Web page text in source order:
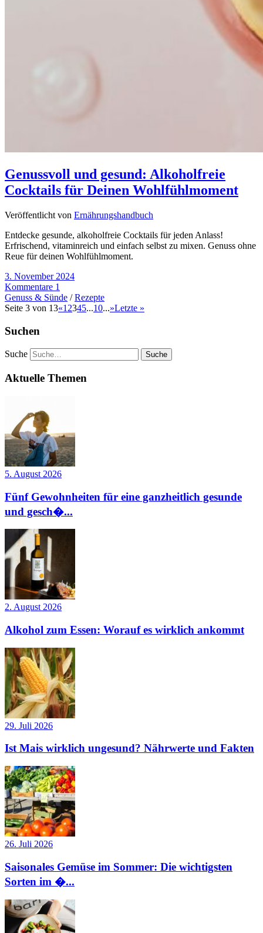
Genussvoll und gesund: Alkoholfreie
Cocktails für Deinen Wohlfühlmoment
Veröffentlicht von Ernährungshandbuch
Entdecke gesunde, alkoholfreie Cocktails für jeden Anlass!
Erfrischend, vitaminreich und einfach selbst zu mixen. Genuss ohne
Reue für deinen Wohlfühlmoment.
3. November 2024
Kommentare 1
Genuss & Sünde /Rezepte
Seite 3 von 13«1 2345...10...»Letzte »
Suchen
Suche
Aktuelle Themen
5. August 2026
Fünf Gewohnheiten für eine ganzheitlich gesunde
und gesch�...
2. August 2026
Alkohol zum Essen: Worauf es wirklich ankommt
29. Juli 2026
Ist Mais wirklich ungesund? Nährwerte und Fakten
26. Juli 2026
Saisonales Gemüse im Sommer: Die wichtigsten
Sorten im �...